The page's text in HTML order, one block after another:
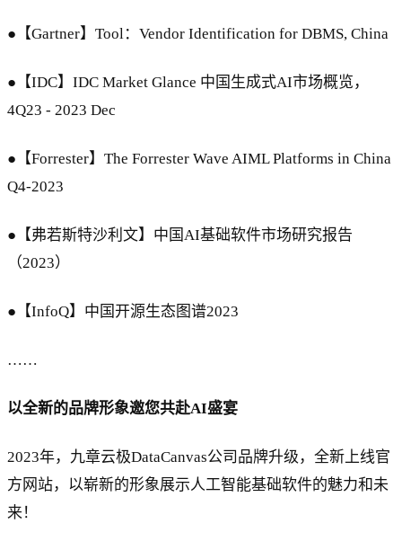
●【Gartner】Tool：Vendor Identification for DBMS, China
●【IDC】IDC Market Glance 中国生成式AI市场概览，
4Q23 - 2023 Dec
●【Forrester】The Forrester Wave AIML Platforms in China
Q4-2023
●【弗若斯特沙利文】中国AI基础软件市场研究报告
（2023）
●【InfoQ】中国开源生态图谱2023
……
以全新的品牌形象邀您共赴AI盛宴
2023年，九章云极DataCanvas公司品牌升级，全新上线官
方网站，以崭新的形象展示人工智能基础软件的魅力和未
来！